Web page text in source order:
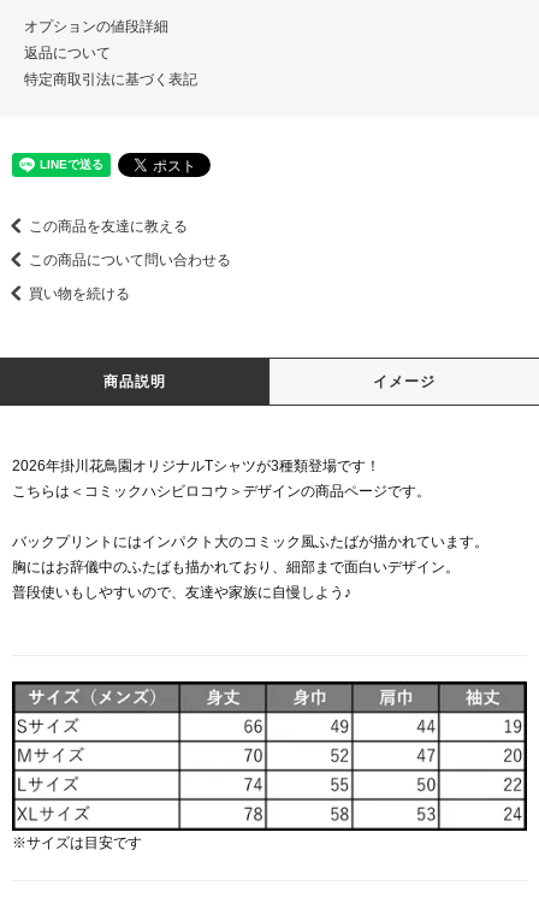
オプションの値段詳細
返品について
特定商取引法に基づく表記
この商品を友達に教える
この商品について問い合わせる
買い物を続ける
商品説明 イメージ
2026年掛川花鳥園オリジナルTシャツが3種類登場です！
こちらは＜コミックハシビロコウ＞デザインの商品ページです。
バックプリントにはインパクト大のコミック風ふたばが描かれています。
胸にはお辞儀中のふたばも描かれており、細部まで面白いデザイン。
普段使いもしやすいので、友達や家族に自慢しよう♪
※サイズは目安です